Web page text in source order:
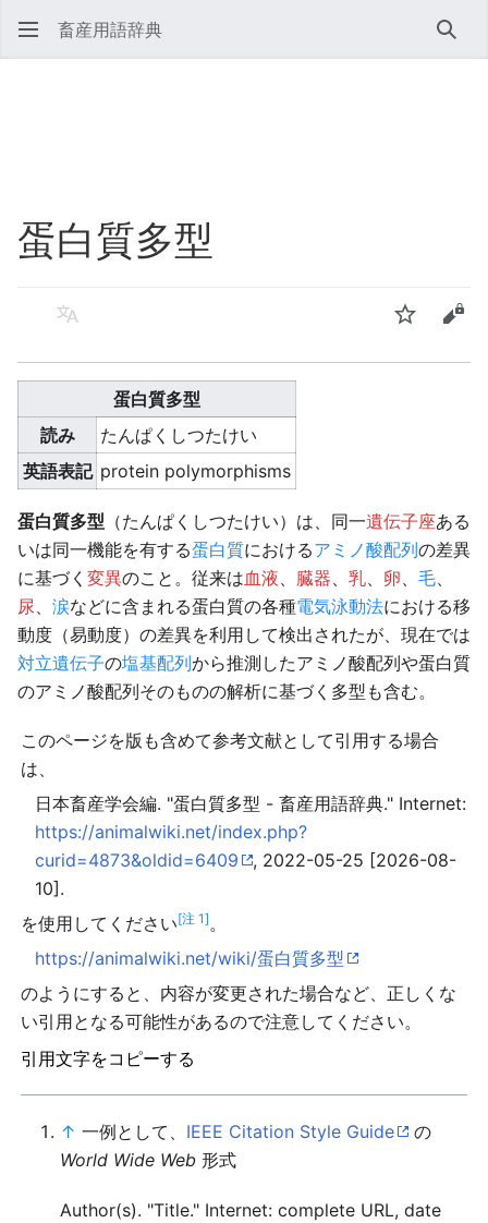
畜産用語辞典 検索
蛋白質多型
言語 ウォッチソ
蛋白質多型
読み
たんぱくしつたけい
英語表記 protein polymorphisms
蛋白質多型 （たんぱくしつたけい）は、同一遺伝子座ある
いは同一機能を有する蛋白質におけるアミノ酸配列の差異
に基づく 変異のこと。従来は血液、 臓器、 乳、 卵、 毛、
尿、 涙などに含まれる蛋白質の各種電気泳動法における移
動度（易動度）の差異を利用して検出されたが、現在では
対立遺伝子の塩基配列から推測したアミノ酸配列や蛋白質
のアミノ酸配列そのものの解析に基づく多型も含む。
このページを版も含めて参考文献として引用する場合
は、
日本畜産学会編. "蛋白質多型 - 畜産用語辞典." Internet:
https://animalwiki.net/index.php?
curid=4873&oldid=6409
, 2022-05-25 [2026-08-
10].
を使用してください[注 1]。
https://animalwiki.net/wiki/蛋白質多型
のようにすると、内容が変更された場合など、正しくな
い引用となる可能性があるので注意してください。
引用文字をコピーする
↑ 一例として、 IEEE Citation Style Guide
の
World Wide Web 形式
Author(s). "Title." Internet: complete URL, date